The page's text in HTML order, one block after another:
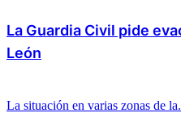
La Guardia Civil pide
León
La situación en varias zonas de